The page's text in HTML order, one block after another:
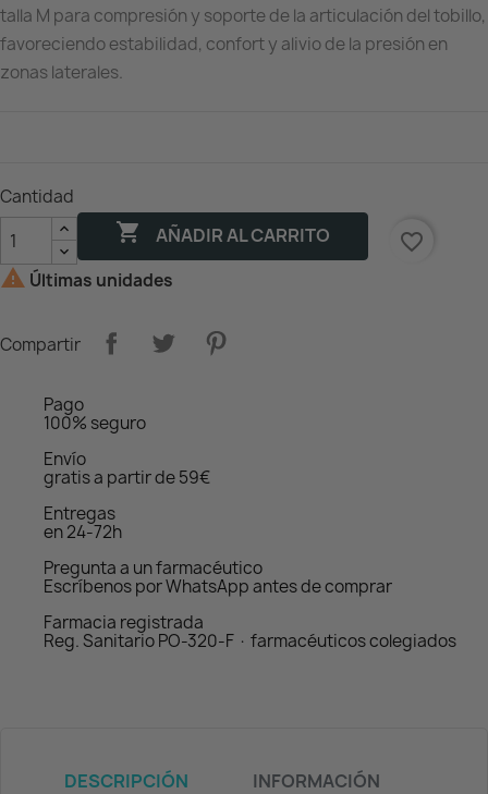
talla M para compresión y soporte de la articulación del tobillo,
favoreciendo estabilidad, confort y alivio de la presión en
zonas laterales.
Cantidad
 AÑADIR AL CARRITO
favorite_border
 Últimas unidades
Compartir
Pago
100% seguro
Envío
gratis a partir de 59€
Entregas
en 24-72h
Pregunta a un farmacéutico
Escríbenos por WhatsApp antes de comprar
Farmacia registrada
Reg. Sanitario PO-320-F · farmacéuticos colegiados
DESCRIPCIÓN INFORMACIÓN